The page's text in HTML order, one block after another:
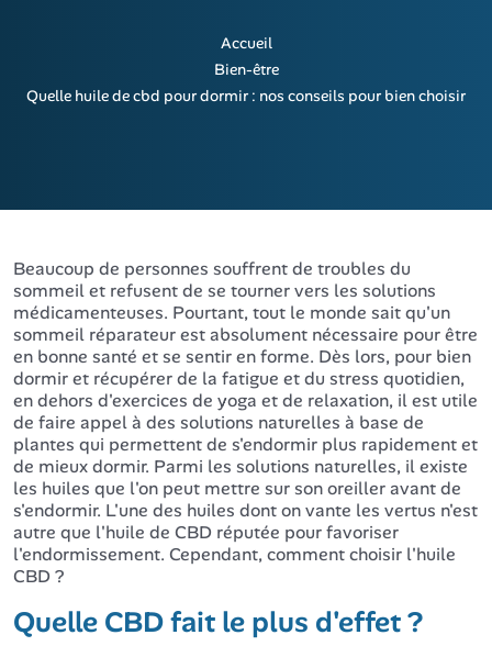
Accueil
Bien-être
Quelle huile de cbd pour dormir : nos conseils pour bien choisir
Beaucoup de personnes souffrent de troubles du
sommeil et refusent de se tourner vers les solutions
médicamenteuses. Pourtant, tout le monde sait qu'un
sommeil réparateur est absolument nécessaire pour être
en bonne santé et se sentir en forme. Dès lors, pour bien
dormir et récupérer de la fatigue et du stress quotidien,
en dehors d'exercices de yoga et de relaxation, il est utile
de faire appel à des solutions naturelles à base de
plantes qui permettent de s'endormir plus rapidement et
de mieux dormir. Parmi les solutions naturelles, il existe
les huiles que l'on peut mettre sur son oreiller avant de
s'endormir. L'une des huiles dont on vante les vertus n'est
autre que l'huile de CBD réputée pour favoriser
l'endormissement. Cependant, comment choisir l'huile
CBD ?
Quelle CBD fait le plus d'effet ?